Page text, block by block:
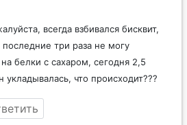
всегда взбивался бисквит,
последние три раза не могу
на белки с сахаром, сегодня 2,5
что происходит???